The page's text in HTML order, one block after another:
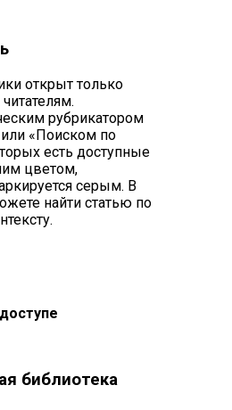
открыт только
рубрикатором
«Поиском по
есть доступные
цветом,
серым. В
найти статью по
библиотека